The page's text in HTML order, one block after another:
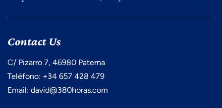
Contact Us
C/ Pizarro 7, 46980 Paterna
Teléfono: +34 657 428 479
Email: david@380horas.com